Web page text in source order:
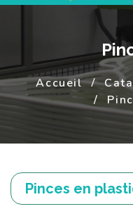
Accueil
Pinces en